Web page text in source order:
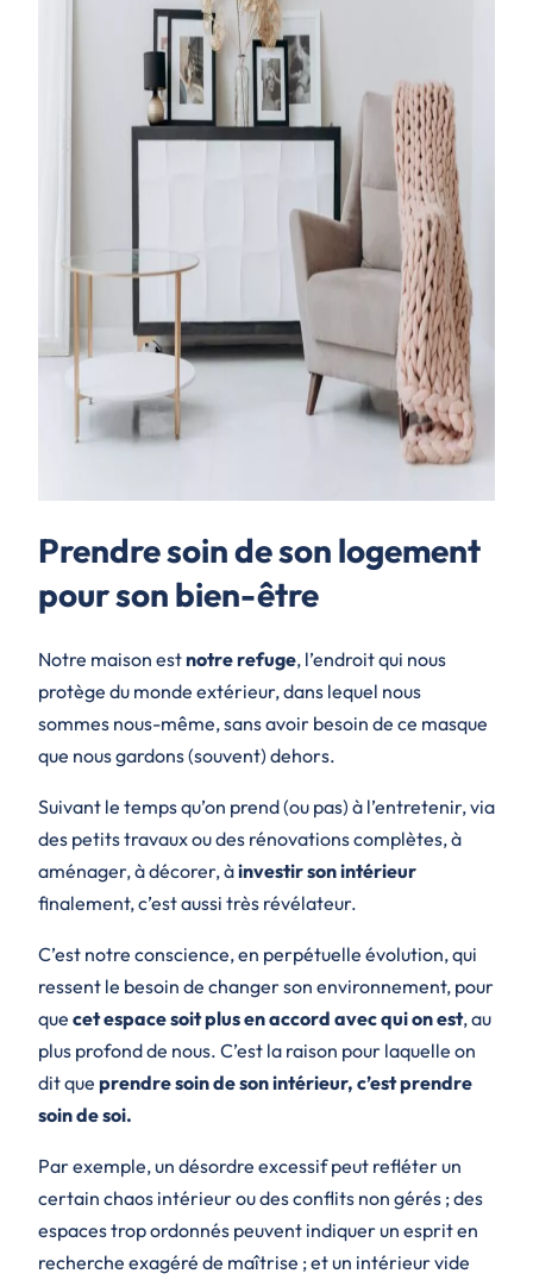
Prendre soin de son logement
pour son bien-être
Notre maison estnotre refuge, l’endroit qui nous
protège du monde extérieur, dans lequel nous
sommes nous-même, sans avoir besoin de ce masque
que nous gardons (souvent) dehors.
Suivant le temps qu’on prend (ou pas) à l’entretenir, via
des petits travaux ou des rénovations complètes, à
aménager, à décorer, àinvestir sonintérieur
finalement, c’est aussi très révélateur.
C’est notre conscience, en perpétuelle évolution, qui
ressent le besoin de changer son environnement, pour
que cet espace soit plus en accord avec qui on est, au
plus profond de nous. C’est la raison pour laquelle on
dit que prendre soin de son intérieur, c’est prendre
soin de soi.
Par exemple, un désordre excessif peut refléter un
certain chaos intérieur ou des conflits non gérés ; des
espaces trop ordonnés peuvent indiquer un esprit en
recherche exagéré de maîtrise ; et un intérieur vide